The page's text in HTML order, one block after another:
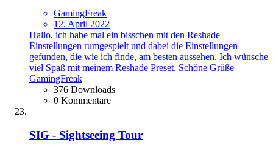
GamingFreak
12. April 2022
Hallo, ich habe mal ein bisschen mit den Reshade
Einstellungen rumgespielt und dabei die Einstellungen
gefunden, die wie ich finde, am besten aussehen. Ich wünsche
viel Spaß mit meinem Reshade Preset. Schöne Grüße
GamingFreak
376 Downloads
0 Kommentare
SIG - Sightseeing Tour